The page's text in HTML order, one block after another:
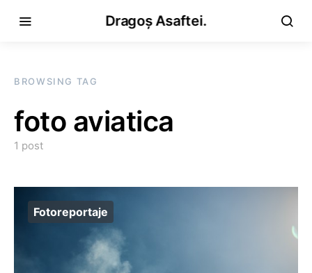
Dragoș Asaftei.
BROWSING TAG
foto aviatica
1 post
Fotoreportaje